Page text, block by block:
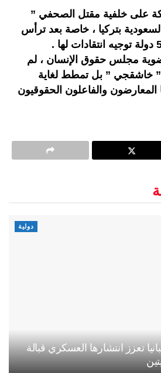
على خلفية مقتل الصحفي ”
بتركيا ، خاصة بعد ترأس
مجلس حقوق الإنسان ، لم
خاشقجي ” بل تمطط لغاية
المعارضون والفاعلون الحقوقيون
دولية
تعزز انتشارها العسكري قبالة